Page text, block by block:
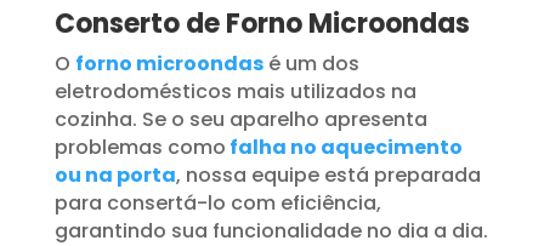
Conserto de Forno Microondas
O forno microondasé um dos
eletrodomésticos mais utilizados na
cozinha. Se o seu aparelho apresenta
problemas como falha no aquecimento
ou na porta, nossa equipe está preparada
para consertá-lo com eficiência,
garantindo sua funcionalidade no dia a dia.